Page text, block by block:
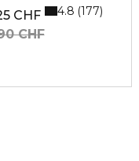
CHF
CHF
4.8 177